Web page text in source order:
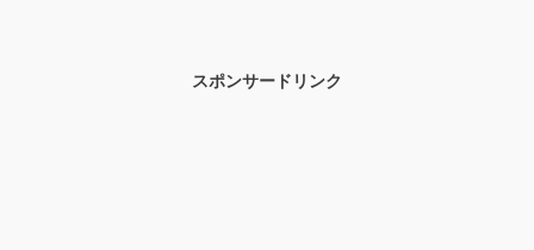
スポンサードリンク